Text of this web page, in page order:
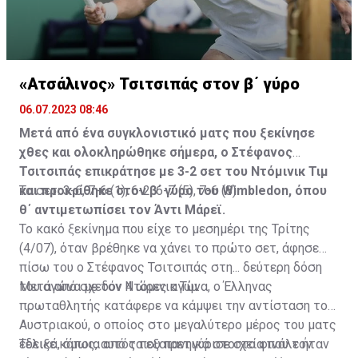
τελευταία φάση έδειξε να αντιμετωπίζει πρόβλημα
στους προσαγωγούς και μένει να φανεί εάν θα
αποτελέσει συνθήκη που θα τον επηρεάσει στην
αυριανή αναμέτρηση. Μάλιστα, αρχικά δόθηκε η
εντύπωση ότι γι' αυτόν τον λόγο σταμάτησε ο αγώνας.
Ωστόσο, ο κανονισμός του βρετανικού grand slam είναι
ξεκάθαρος και λέει ρητά ότι όλα τα παιχνίδια θα
πρέπει να έχουν ολοκληρωθεί έως τις 23:00 τοπική
ώρα.
Σε ό, τι αφορά τα του παιχνιδιού τώρα, τα δύο πρώτα
σετ ήταν πραγματικό ντέρμπι. Εξού και κρίθηκαν στο
tie break, με τον Στέφανο να επικρατεί στο πρώτο και
τον Μάρεϊ να απαντά στο δεύτερο. Συνολικά, οι δύο
τενίστες... πρόλαβαν να μονομαχήσουν για 2 ώρες και
53 λεπτά, με τον Τσιτσιπά να φαίνεται να έχει
κουραστεί πνευματικά.
«Ατσάλινος» Τσιτσιπάς στον β΄ γύρο
06.07.2023 08:46
Μετά από ένα συγκλονιστικό ματς που ξεκίνησε
χθες και ολοκληρώθηκε σήμερα, ο Στέφανος
Τσιτσιπάς επικράτησε με 3-2 σετ του Ντόμινικ Τιμ
και προκρίθηκε στον β΄ γύρο του Wimbledon, όπου
θ΄ αντιμετωπίσει τον Άντι Μάρεϊ.
Τα σετ: 3-6, 7-6 (1), 6-2, 6-7 (5), 7-6 (8)
Το κακό ξεκίνημα που είχε το μεσημέρι της Τρίτης
(4/07), όταν βρέθηκε να χάνει το πρώτο σετ, άφησε
πίσω του ο Στέφανος Τσιτσιπάς στη... δεύτερη δόση
του αγώνα με τον Ντόμινικ Τιμ.
Μετά από σχεδόν 4 ώρες αγώνα, ο Έλληνας
πρωταθλητής κατάφερε να κάμψει την αντίσταση του
Αυστριακού, ο οποίος στο μεγαλύτερο μέρος του ματς
έδειξε κάποια από τα εξαιρετικά στοιχεία που τον
Τελικά, όμως, αυτός που πανηγύρισε στο φινάλε ήταν